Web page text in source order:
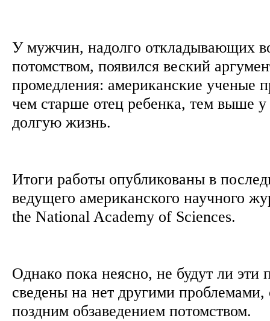
У мужчин, надолго откладывающих
потомством, появился веский
промедления: американские ученые
чем старше отец ребенка, тем выше
долгую жизнь.
Итоги работы опубликованы в
ведущего американского научного
the National Academy of Sciences.
Однако пока неясно, не будут ли эти
сведены на нет другими проблемами,
поздним обзаведением потомством.